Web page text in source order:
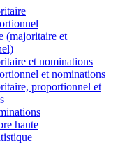
(majoritaire et
et nominations
et nominations
proportionnel et
haute